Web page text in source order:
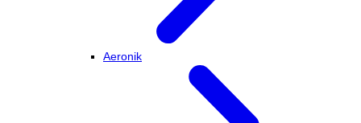
Aeronik